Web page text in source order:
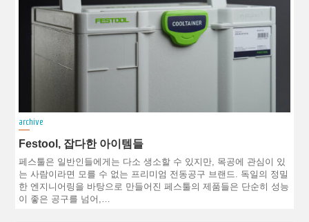
archive
Festool, 잡다한 아이템들
페스툴은 일반인들에게는 다소 생소할 수 있지만, 목공에 관심이 있
는 사람이라면 모를 수 없는 프리미엄 전동공구 브랜드. 독일의 정밀
한 엔지니어링을 바탕으로 만들어진 페스툴의 제품들은 단순히 성능
이 좋은 공구를 넘어,…